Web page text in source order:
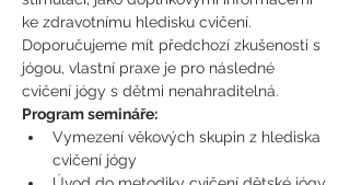
ke zdravotnímu hledisku cvičení.
Doporučujeme mít předchozí zkušenosti s
jógou, vlastní praxe je pro následné
cvičení jógy s dětmi nenahraditelná.
Program semináře:
Vymezení věkových skupin z hlediska
cvičení jógy